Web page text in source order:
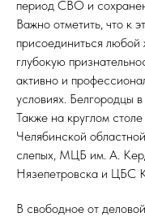
период СВО и
Важно отметить, что к
присоединиться
глубокую
активно и
условиях. Белгородцы
Также на круглом
Челябинской
слепых, МЦБ им. А.
Нязепетровска и ЦБС
В свободное от